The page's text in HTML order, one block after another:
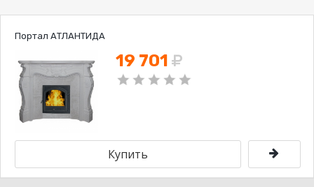
Портал АТЛАНТИДА
19 701